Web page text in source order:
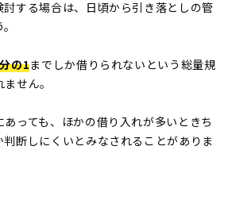
する場合は、日頃から引き落としの管
の1までしか借りられないという総量規
せん。
っても、ほかの借り入れが多いときち
断しにくいとみなされることがありま